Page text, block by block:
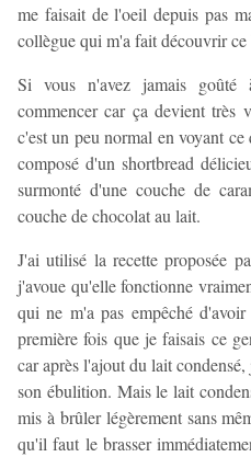
me faisait de l'oeil depuis pas
collègue qui m'a fait découvrir ce
Si vous n'avez jamais
commencer car ça devient très
c'est un peu normal en voyant
composé d'un shortbread
surmonté d'une couche de
couche de chocolat au lait.
J'ai utilisé la recette proposée
j'avoue qu'elle fonctionne
qui ne m'a pas empêché
première fois que je faisais ce
car après l'ajout du lait
son ébulition. Mais le lait
mis à brûler légèrement sans
qu'il faut le brasser